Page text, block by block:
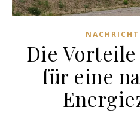
Die Vorteile
für eine